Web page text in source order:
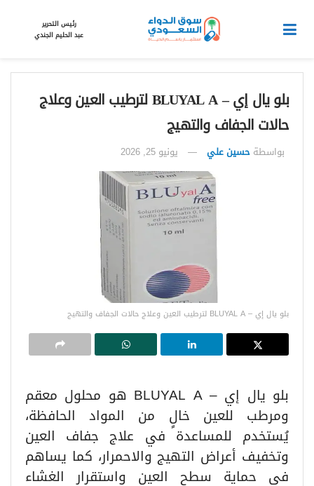
رئيس التحرير
عبد الحليم الجندي
بلو يال إي – BLUYAL A لترطيب العين وعلاج
حالات الجفاف والتهيج
بواسطة حسين علي يونيو 25, 2026
بلو يال إي – BLUYAL A لترطيب العين وعلاج حالات الجفاف والتهيج
بلو يال إي – BLUYAL A هو محلول معقم
ومرطب للعين خالٍ من المواد الحافظة،
يُستخدم للمساعدة في علاج جفاف العين
وتخفيف أعراض التهيج والاحمرار، كما يساهم
في حماية سطح العين واستقرار الغشاء